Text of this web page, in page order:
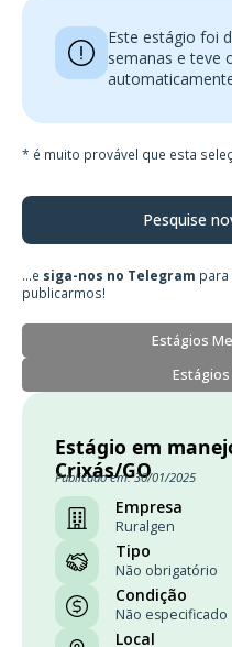
Este estágio foi
semanas e teve
* é muito provável que esta
Pesquise
...e siga-nos no Telegram para
publicarmos!
Estágios
Estágio em
Crixás/GO
Publicado em: 30/01/2025
Empresa
Ruralgen
Tipo
Não obrigatório
Condição
Não especificado
Local